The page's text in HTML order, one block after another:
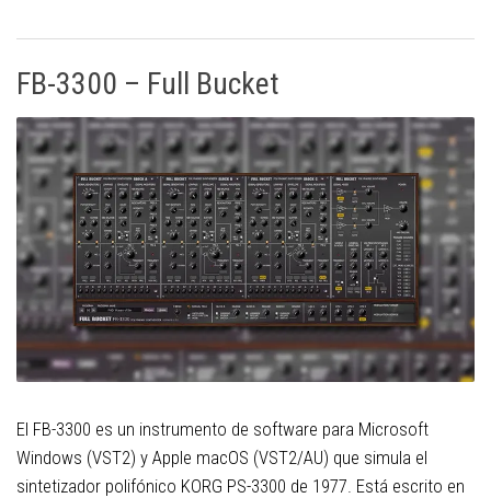
FB-3300 – Full Bucket
El FB-3300 es un instrumento de software para Microsoft
Windows (VST2) y Apple macOS (VST2/AU) que simula el
sintetizador polifónico KORG PS-3300 de 1977. Está escrito en